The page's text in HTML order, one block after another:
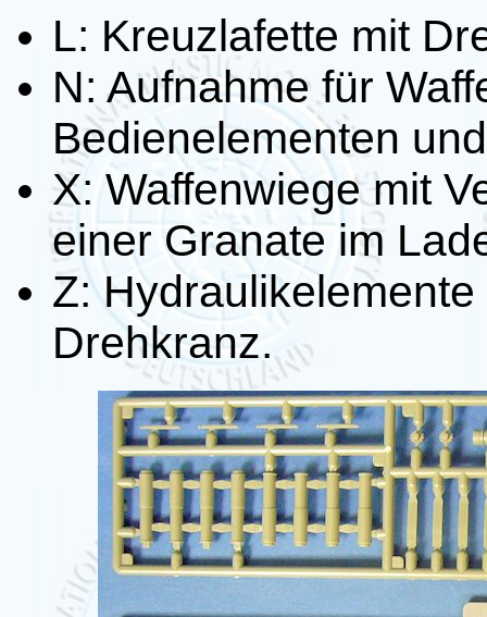
L: Kreuzlafette mit
N: Aufnahme für
Bedienelementen
X: Waffenwiege mit
einer Granate im
Z:
Drehkranz.